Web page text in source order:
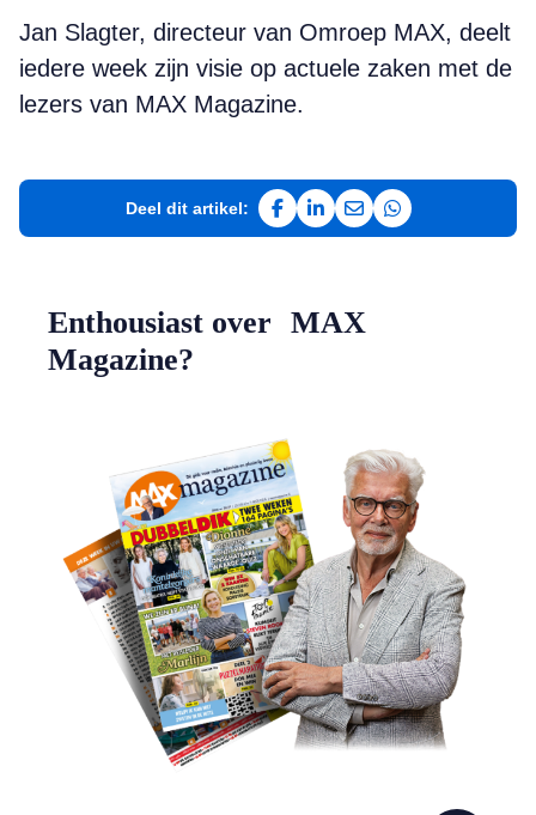
Jan Slagter, directeur van Omroep MAX, deelt
iedere week zijn visie op actuele zaken met de
lezers van MAX Magazine.
Deel dit artikel:
Deel op Facebook
Deel op LinkedIn
Deel via e-mail
Deel via
Enthousiast over MAX
Magazine?